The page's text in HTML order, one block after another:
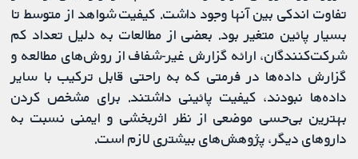
تفاوت اندکی بین آنها وجود داشت. کیفیت شواهد از متوسط تا
بسیار پائین متغیر بود. بعضی از مطالعات به دلیل تعداد کم
شرکت‌کنندگان، ارائه گزارش غیر-شفاف از روش‌های مطالعه و
گزارش داده‌ها در فرمتی که به راحتی قابل ترکیب با سایر
داده‌ها نبودند، کیفیت پائینی داشتند. برای مشخص کردن
بهترین بی‌حسی موضعی از نظر اثربخشی و ایمنی نسبت به
داروهای دیگر، پژوهش‌های بیشتری لازم است.